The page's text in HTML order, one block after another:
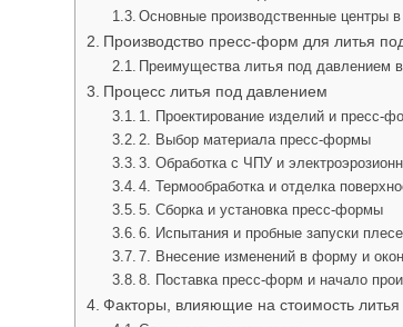
Основные производственные центры
Производство пресс-форм для литья
Преимущества литья под давлением
Процесс литья под давлением
1. Проектирование изделий и пресс-
2. Выбор материала пресс-формы
3. Обработка с ЧПУ и
4. Термообработка и отделка
5. Сборка и установка пресс-формы
6. Испытания и пробные запуски
7. Внесение изменений в форму и
8. Поставка пресс-форм и начало
Факторы, влияющие на стоимость